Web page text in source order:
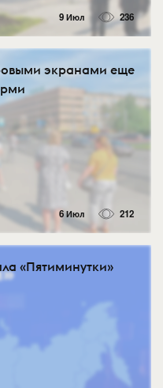
9 Июл 236
экранами еще
6 Июл 212
«Пятиминутки»